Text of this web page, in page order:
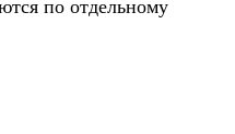
по отдельному